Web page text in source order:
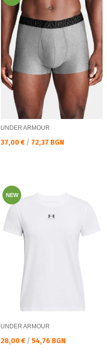
UNDER ARMOUR
Текуща цена:
37,00 € / 72,37 BGN
NEW
UNDER ARMOUR
Текуща цена:
28,00 € / 54,76 BGN